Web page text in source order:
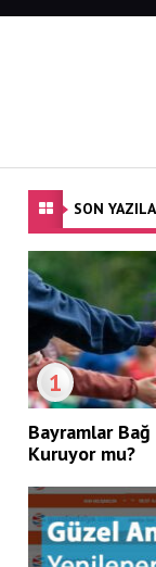
SON
1
Bayramlar
Kuruyor mu?